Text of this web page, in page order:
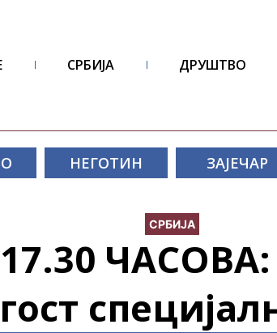
СРБИЈА ДРУШТВО
НЕГОТИН ЗАЈЕЧАР
СРБИЈА